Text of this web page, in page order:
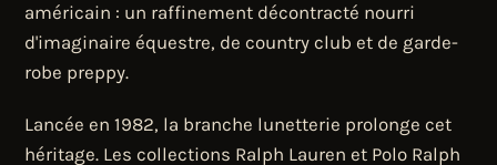
américain : un raffinement décontracté nourri
d'imaginaire équestre, de country club et de garde-
robe preppy.
Lancée en 1982, la branche lunetterie prolonge cet
héritage. Les collections Ralph Lauren et Polo Ralph